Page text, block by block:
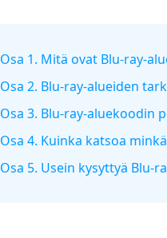
Osa 1. Mitä ovat Blu-ray-
Osa 2. Blu-ray-alueiden
Osa 3. Blu-ray-aluekoodin
Osa 4. Kuinka katsoa
Osa 5. Usein kysyttyä Blu-